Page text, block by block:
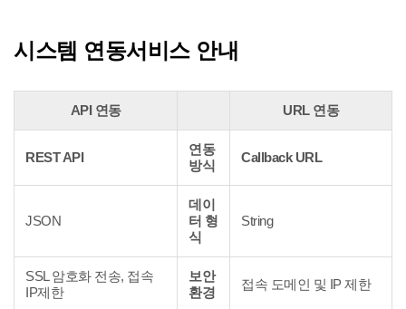
시스템 연동서비스 안내
종
API 연동 URL 연동
REST API
연동
방식
Callback URL
JSON
데이
터 형
식
String
SSL 암호화 전송, 접속
IP제한
보안
환경
접속 도메인 및 IP 제한